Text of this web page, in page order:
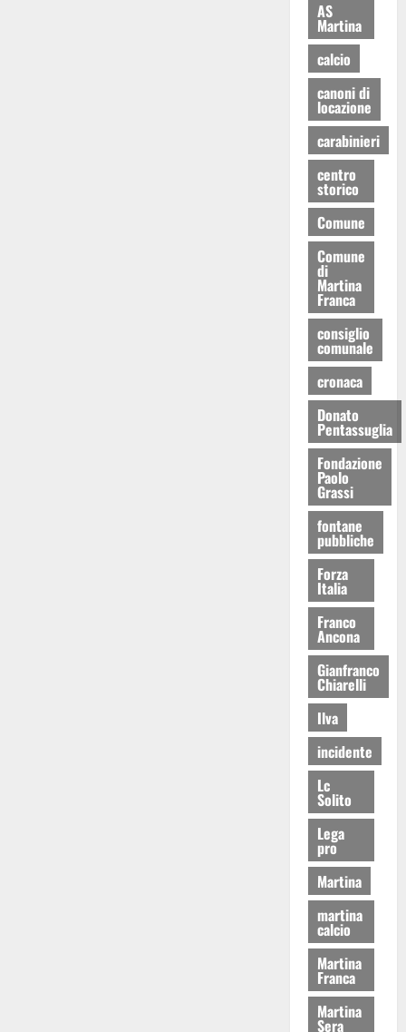
AS
Martina
calcio
canoni di
locazione
carabinieri
centro
storico
Comune
Comune
di
Martina
Franca
consiglio
comunale
cronaca
Donato
Pentassuglia
Fondazione
Paolo
Grassi
fontane
pubbliche
Forza
Italia
Franco
Ancona
Gianfranco
Chiarelli
Ilva
incidente
Lc
Solito
Lega
pro
Martina
martina
calcio
Martina
Franca
Martina
Sera